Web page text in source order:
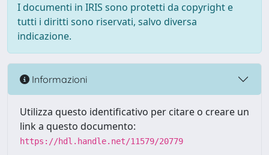
I documenti in IRIS sono protetti da copyright e
tutti i diritti sono riservati, salvo diversa
indicazione.
Informazioni
Utilizza questo identificativo per citare o creare un
link a questo documento:
https://hdl.handle.net/11579/20779